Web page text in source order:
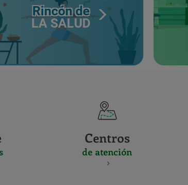
Rincón de
LA SALUD
Centros
de atención